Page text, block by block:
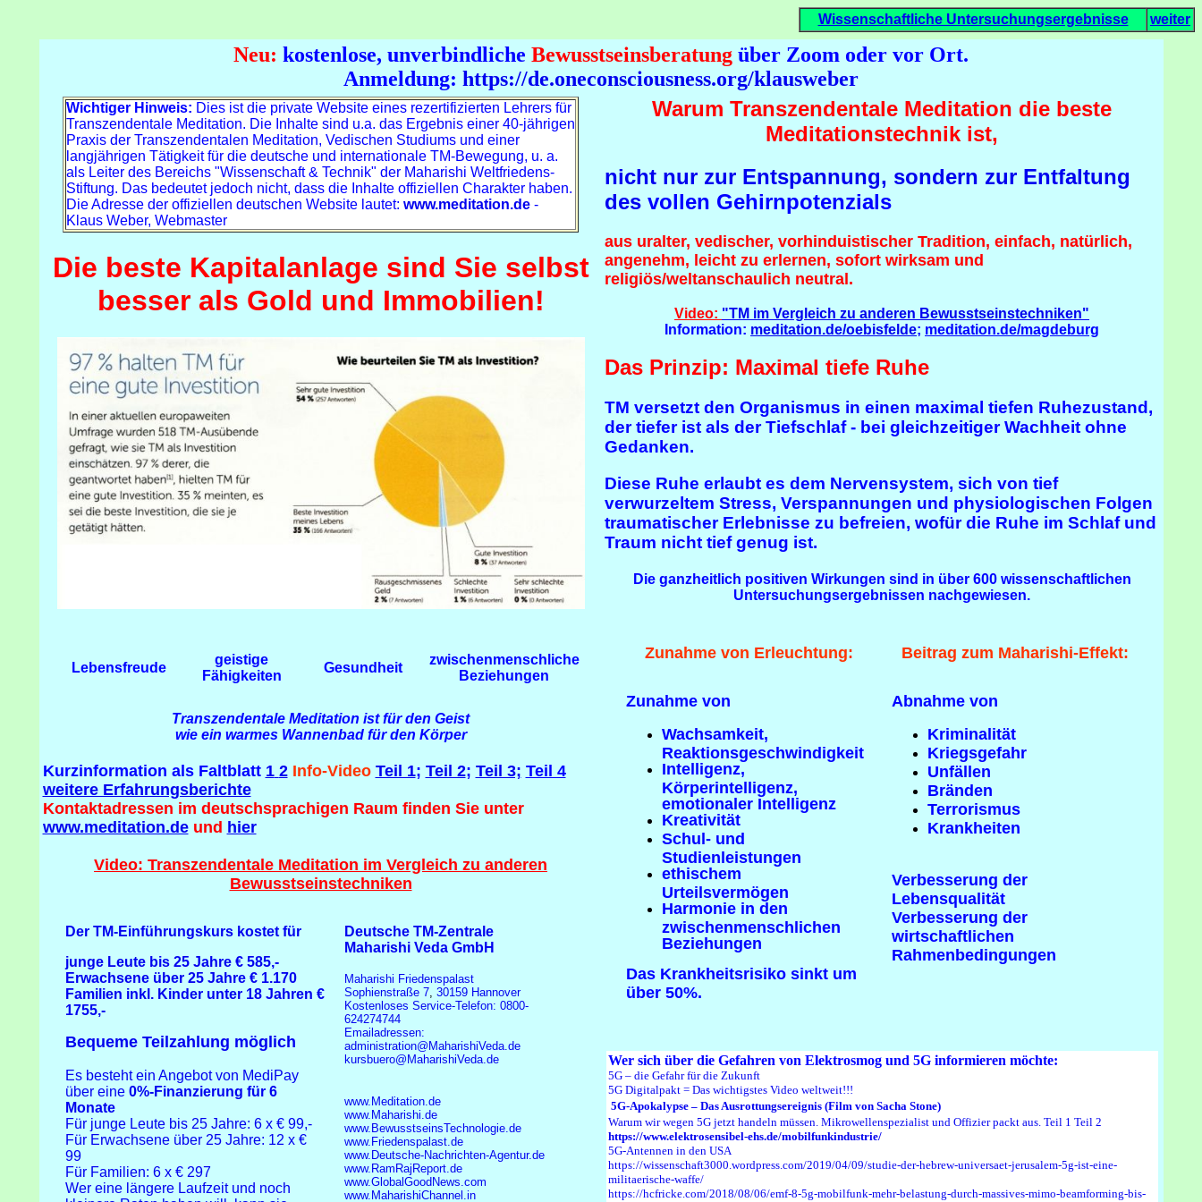
Wissenschaftliche Untersuchungsergebnisse weiter
Neu: kostenlose, unverbindliche Bewusstseinsberatung über Zoom oder vor Ort.
Anmeldung: https://de.oneconsciousness.org/klausweber
Wichtiger Hinweis: Dies ist die private Website eines rezertifizierten Lehrers für
Transzendentale Meditation. Die Inhalte sind u.a. das Ergebnis einer 40-jährigen
Praxis der Transzendentalen Meditation, Vedischen Studiums und einer
langjährigen Tätigkeit für die deutsche und internationale TM-Bewegung, u. a.
als Leiter des Bereichs "Wissenschaft & Technik" der Maharishi Weltfriedens-
Stiftung. Das bedeutet jedoch nicht, dass die Inhalte offiziellen Charakter haben.
Die Adresse der offiziellen deutschen Website lautet: www.meditation.de -
Klaus Weber, Webmaster
Die beste Kapitalanlage sind Sie selbst
besser als Gold und Immobilien!
Lebensfreude
geistige
Fähigkeiten
Gesundheit
zwischenmenschliche
Beziehungen
Transzendentale Meditation ist für den Geist
wie ein warmes Wannenbad für den Körper
Kurzinformation als Faltblatt 1 2 Info-Video Teil 1; Teil 2; Teil 3; Teil 4
weitere Erfahrungsberichte
Kontaktadressen im deutschsprachigen Raum finden Sie unter
www.meditation.deund hier
Video: Transzendentale Meditation im Vergleich zu anderen
Bewusstseinstechniken
Der TM-Einführungskurs kostet für
junge Leute bis 25 Jahre € 585,-
Erwachsene über 25 Jahre € 1.170
Familien inkl. Kinder unter 18 Jahren €
1755,-
Bequeme Teilzahlung möglich
Es besteht ein Angebot von MediPay
über eine 0%-Finanzierung für 6
Monate
Für junge Leute bis 25 Jahre: 6 x € 99,-
Für Erwachsene über 25 Jahre: 12 x €
99
Für Familien: 6 x € 297
Wer eine längere Laufzeit und noch
Deutsche TM-Zentrale
Maharishi Veda GmbH
Maharishi Friedenspalast
Sophienstraße 7 30159 Hannover
Kostenloses Service-Telefon: 0800-
624274744
Emailadressen:
administration@MaharishiVeda.de
kursbuero@MaharishiVeda.de
www.Meditation.de
www.Maharishi.de
www.BewusstseinsTechnologie.de
www.Friedenspalast.de
www.Deutsche-Nachrichten-Agentur.de
www.RamRajReport.de
www.GlobalGoodNews.com
www.MaharishiChannel.in
Warum Transzendentale Meditation die beste
Meditationstechnik ist,
nicht nur zur Entspannung, sondern zur Entfaltung
des vollen Gehirnpotenzials
aus uralter, vedischer, vorhinduistischer Tradition, einfach, natürlich,
angenehm, leicht zu erlernen, sofort wirksam und
religiös/weltanschaulich neutral.
Video: "TM im Vergleich zu anderen Bewusstseinstechniken"
Information: meditation.de/oebisfelde; meditation.de/magdeburg
Das Prinzip: Maximal tiefe Ruhe
TM versetzt den Organismus in einen maximal tiefen Ruhezustand,
der tiefer ist als der Tiefschlaf - bei gleichzeitiger Wachheit ohne
Gedanken.
Diese Ruhe erlaubt es dem Nervensystem, sich von tief
verwurzeltem Stress, Verspannungen und physiologischen Folgen
traumatischer Erlebnisse zu befreien, wofürdie Ruhe im Schlaf und
Traum nicht tief genug ist.
Die ganzheitlich positiven Wirkungen sind in über 600 wissenschaftlichen
Untersuchungsergebnissen nachgewiesen.
Zunahme von Erleuchtung: Beitrag zum Maharishi-Effekt:
Zunahme von
Wachsamkeit,
Reaktionsgeschwindigkeit
Intelligenz,
Körperintelligenz,
emotionaler Intelligenz
Kreativität
Schul- und
Studienleistungen
ethischem
Urteilsvermögen
Harmonie in den
zwischenmenschlichen
Beziehungen
Das Krankheitsrisiko sinkt um
über 50%.
Abnahme von
Kriminalität
Kriegsgefahr
Unfällen
Bränden
Terrorismus
Krankheiten
Verbesserung der
Lebensqualität
Verbesserung der
wirtschaftlichen
Rahmenbedingungen
Wer sich über die Gefahren von Elektrosmog und 5G informieren möchte:
5G – die Gefahr für die Zukunft
5G Digitalpakt = Das wichtigstes Video weltweit!!!
5G-Apokalypse – Das Ausrottungsereignis (Film von Sacha Stone)
Warum wir wegen 5G jetzt handeln müssen. Mikrowellenspezialist und Offizier packt aus. Teil 1 Teil 2
https://www.elektrosensibel-ehs.de/mobilfunkindustrie/
5G-Antennen in den USA
https://wissenschaft3000.wordpress.com/2019/04/09/studie-der-hebrew-universaet-jerusalem-5g-ist-eine-
militaerische-waffe/
https://hcfricke.com/2018/08/06/emf-8-5g-mobilfunk-mehr-belastung-durch-massives-mimo-beamforming-bis-